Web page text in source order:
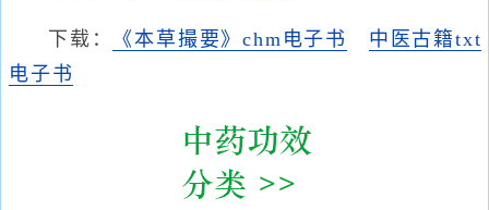
下载： 《本草撮要》chm电子书
中医古籍txt
电子书